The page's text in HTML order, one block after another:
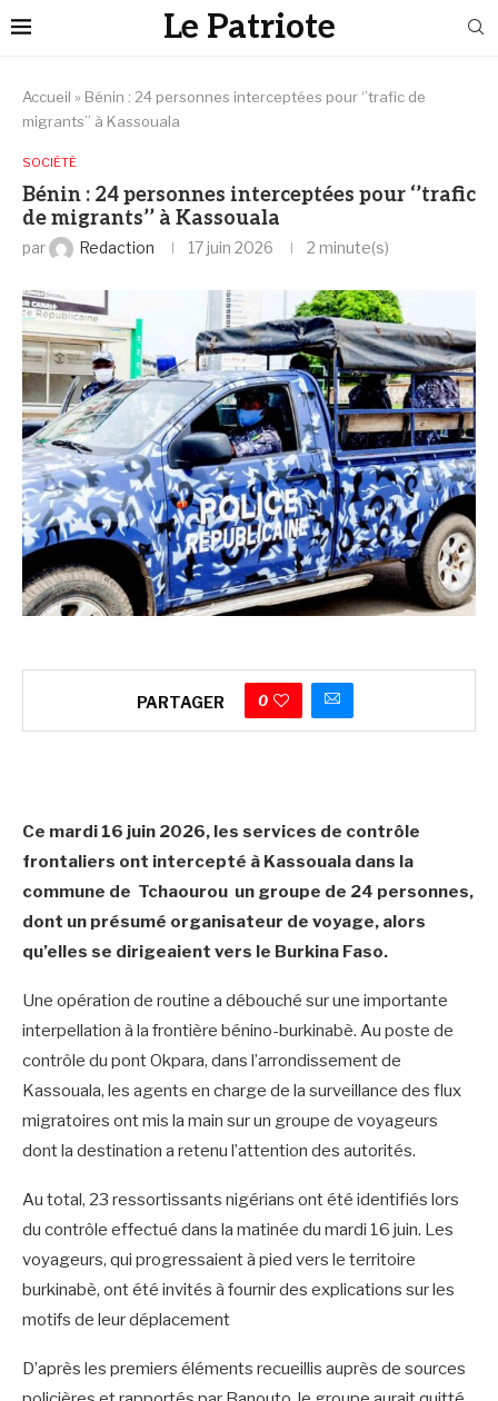
Le Patriote
Accueil » Bénin : 24 personnes interceptées pour ‘’trafic de
migrants’’ à Kassouala
SOCIÉTÉ
Bénin : 24 personnes interceptées pour ‘’trafic
de migrants’’ à Kassouala
par Redaction 17 juin 2026 2 minute(s)
PARTAGER 0
Ce mardi 16 juin 2026, les services de contrôle
frontaliers ont intercepté à Kassouala dans la
commune de Tchaourou un groupe de 24 personnes,
dont un présumé organisateur de voyage, alors
qu’elles se dirigeaient vers le Burkina Faso.
Une opération de routine a débouché sur une importante
interpellation à la frontière bénino-burkinabè. Au poste de
contrôle du pont Okpara, dans l’arrondissement de
Kassouala, les agents en charge de la surveillance des flux
migratoires ont mis la main sur un groupe de voyageurs
dont la destination a retenu l’attention des autorités.
Au total, 23 ressortissants nigérians ont été identifiés lors
du contrôle effectué dans la matinée du mardi 16 juin. Les
voyageurs, qui progressaient à pied vers le territoire
burkinabè, ont été invités à fournir des explications sur les
motifs de leur déplacement
D’après les premiers éléments recueillis auprès de sources